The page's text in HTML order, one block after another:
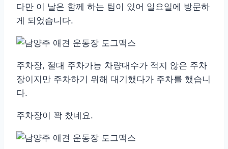
다만 이 날은 함께 하는 팀이 있어 일요일에 방문하
게 되었습니다.
주차장, 절대 주차가능 차량대수가 적지 않은 주차
장이지만 주차하기 위해 대기했다가 주차를 했습니
다.
주차장이 꽉 찼네요.